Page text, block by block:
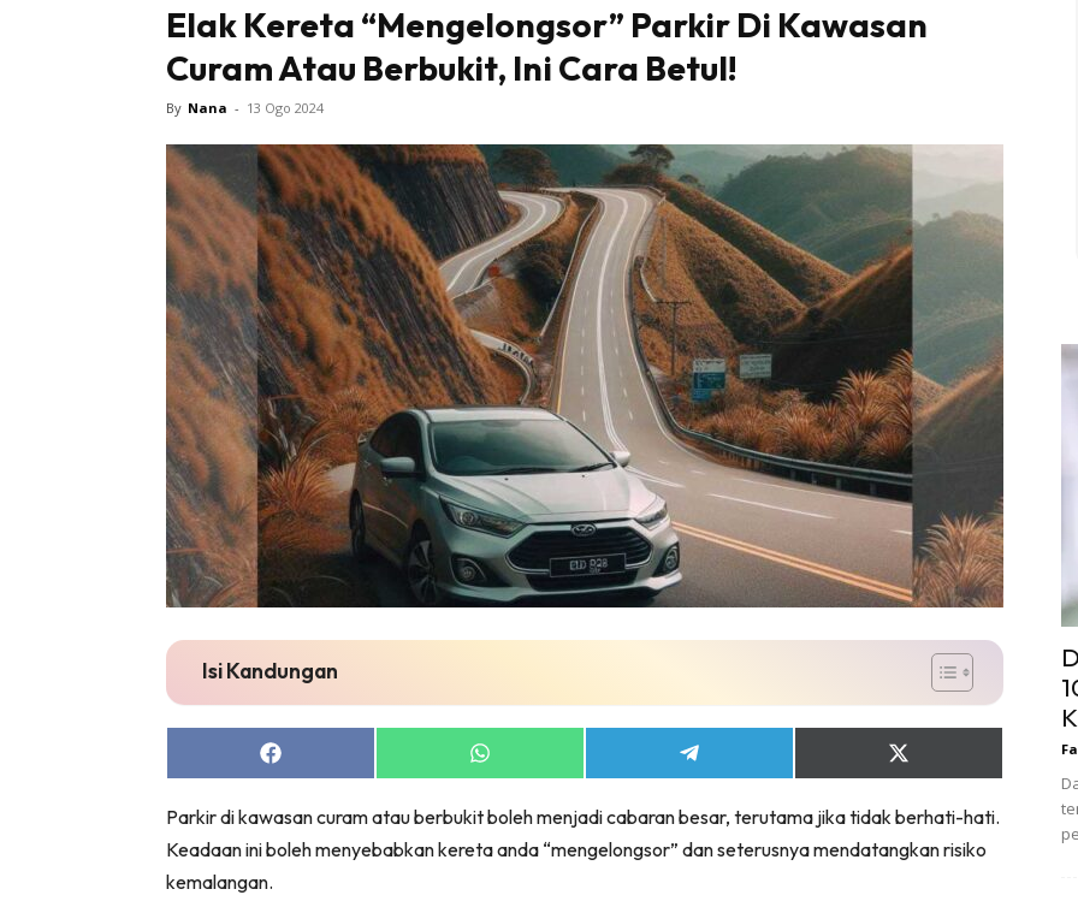
Elak Kereta “Mengelongsor” Parkir Di Kawasan
Curam Atau Berbukit, Ini Cara Betul!
By Nana - 13 Ogo 2024
Isi Kandungan
Share
on
Share
on
Share
on
Share
on
(Twitter)
Parkir di kawasan curam atau berbukit boleh menjadi cabaran besar, terutama jika tidak berhati-hati.
Keadaan ini boleh menyebabkan kereta anda “mengelongsor” dan seterusnya mendatangkan risiko
kemalangan.